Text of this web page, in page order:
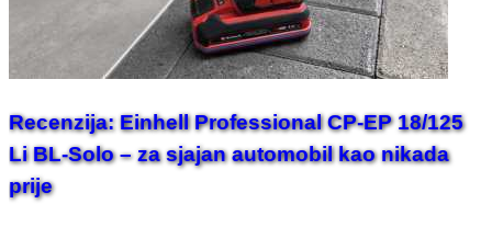
Recenzija: Einhell Professional CP-EP 18/125
Li BL-Solo – za sjajan automobil kao nikada
prije